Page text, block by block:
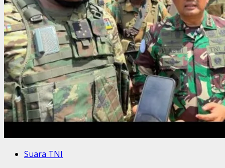
Suara TNI